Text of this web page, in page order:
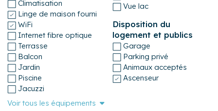
Climatisation
Linge de maison fourni
WiFi
Internet fibre optique
Terrasse
Balcon
Jardin
Piscine
Jacuzzi
Vue lac
Disposition du
logement et publics
Garage
Parking privé
Animaux acceptés
Ascenseur
Voir tous les équipements